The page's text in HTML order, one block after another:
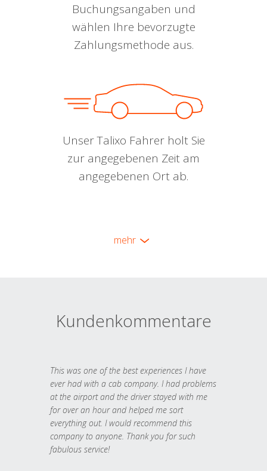
Buchungsangaben und
wählen Ihre bevorzugte
Zahlungsmethode aus.
Unser Talixo Fahrer holt Sie
zur angegebenen Zeit am
angegebenen Ort ab.
mehr
Kundenkommentare
This was one of the best experiences I have
ever had with a cab company. I had problems
at the airport and the driver stayed with me
for over an hour and helped me sort
everything out. I would recommend this
company to anyone. Thank you for such
fabulous service!